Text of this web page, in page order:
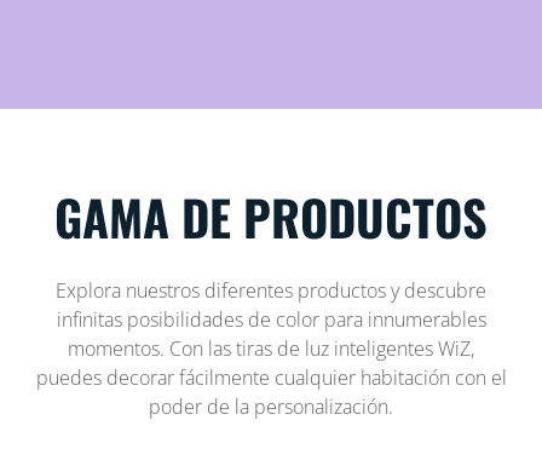
GAMA DE PRODUCTOS
Explora nuestros diferentes productos y descubre
infinitas posibilidades de color para innumerables
momentos. Con las tiras de luz inteligentes WiZ,
puedes decorar fácilmente cualquier habitación con el
poder de la personalización.